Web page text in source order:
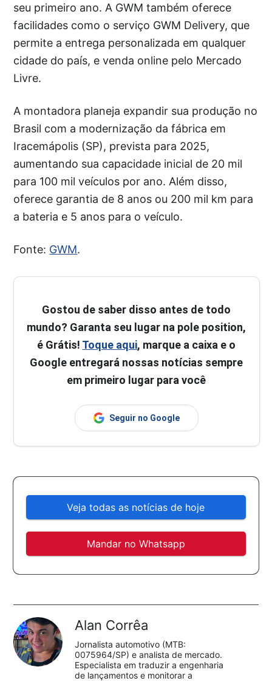
seu primeiro ano. A GWM também oferece
facilidades como o serviço GWM Delivery, que
permite a entrega personalizada em qualquer
cidade do país, e venda online pelo Mercado
Livre.
A montadora planeja expandir sua produção no
Brasil com a modernização da fábrica em
Iracemápolis (SP), prevista para 2025,
aumentando sua capacidade inicial de 20 mil
para 100 mil veículos por ano. Além disso,
oferece garantia de 8 anos ou 200 mil km para
a bateria e 5 anos para o veículo.
Fonte: GWM.
Gostou de saber disso antes de todo
mundo? Garanta seu lugar na pole position,
é Grátis! Toque aqui, marque a caixa e o
Google entregará nossas notícias sempre
em primeiro lugar para você
Seguir no Google
Veja todas as notícias de hoje
Mandar no Whatsapp
Alan Corrêa
Jornalista automotivo (MTB:
0075964/SP) e analista de mercado.
Especialista em traduzir a engenharia
de lançamentos e monitorar a